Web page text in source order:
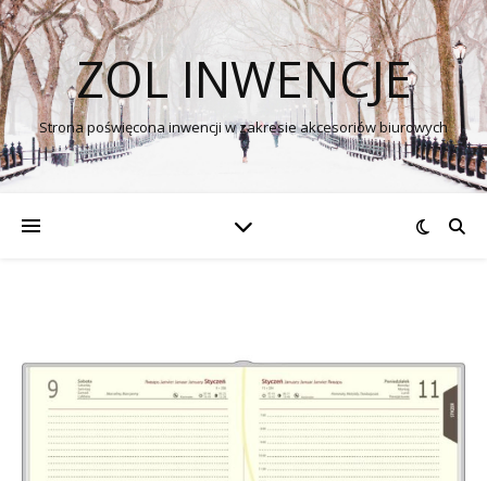
ZOL INWENCJE
Strona poświęcona inwencji w zakresie akcesoriów biurowych